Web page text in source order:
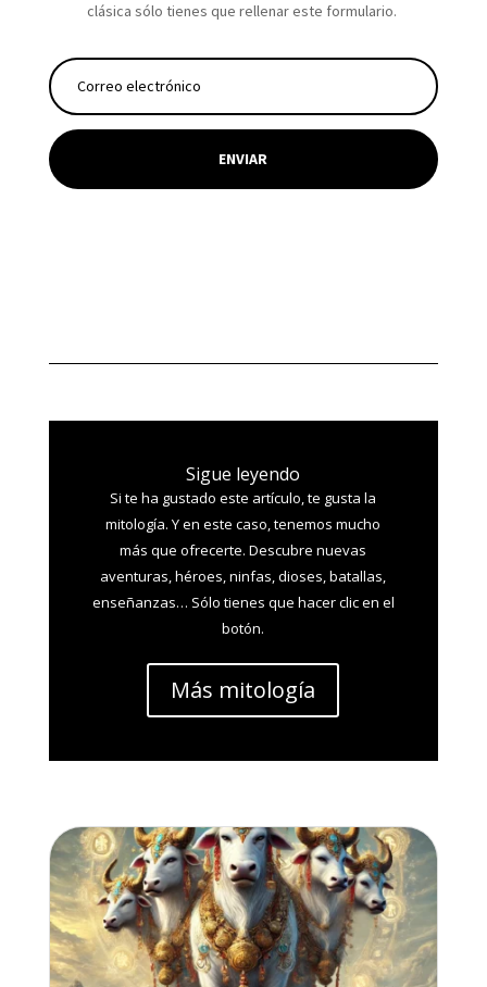
clásica sólo tienes que rellenar este formulario.
ENVIAR
Sigue leyendo
Si te ha gustado este artículo, te gusta la
mitología. Y en este caso, tenemos mucho
más que ofrecerte. Descubre nuevas
aventuras, héroes, ninfas, dioses, batallas,
enseñanzas… Sólo tienes que hacer clic en el
botón.
Más mitología